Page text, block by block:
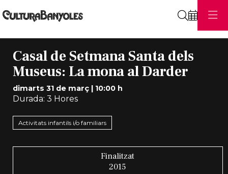
Casal de Setmana Santa dels
Museus: La mona al Darder
dimarts 31 de març| 10:00 h
Durada: 3 Hores
Activitats infantils i/o familiars
Finalitzat
2015